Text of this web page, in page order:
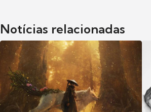
Notícias relacionadas